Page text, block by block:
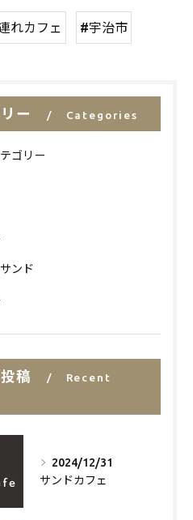
れカフェ #宇治市
ー Categories
ゴリー
ンド
稿
Recent
2024/12/31
サンドカフェ